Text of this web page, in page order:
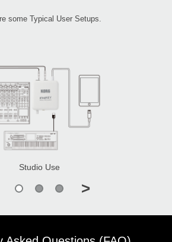
some Typical User Setups.
Studio Use
>